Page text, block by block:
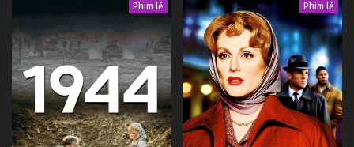
Phim lẻ Phim lẻ